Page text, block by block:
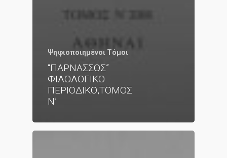
Ψηφιοποιημένοι Τόμοι
“ΠΑΡΝΑΣΣΟΣ”
ΦΙΛΟΛΟΓΙΚΟ
ΠΕΡΙΟΔΙΚΟ,ΤΟΜΟΣ
Ν’